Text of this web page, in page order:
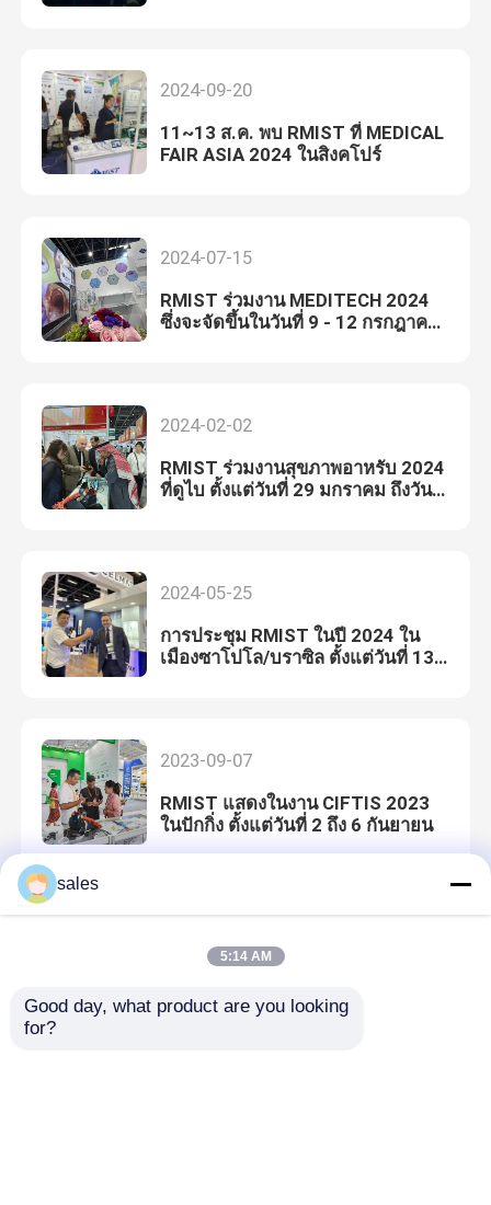
2024-09-20
11~13 ส.ค. พบ RMIST ที่ MEDICAL
FAIR ASIA 2024 ในสิงคโปร์
2024-07-15
RMIST ร่วมงาน MEDITECH 2024
ซึ่งจะจัดขึ้นในวันที่ 9 - 12 กรกฎาคม
2024-02-02
RMIST ร่วมงานสุขภาพอาหรับ 2024
ที่ดูไบ ตั้งแต่วันที่ 29 มกราคม ถึงวันที่
2024-05-25
การประชุม RMIST ในปี 2024 ใน
เมืองซาโปโล/บราซิล ตั้งแต่วันที่ 13-
2023-09-07
RMIST แสดงในงาน CIFTIS 2023
ในปักกิ่ง ตั้งแต่วันที่ 2 ถึง 6 กันยายน
21 - 23 มิถุนายน 2566 RMIST เข้า
ประเทศสหรัฐอเมริกา
sales
5:14 AM
Good day, what product are you looking
for?